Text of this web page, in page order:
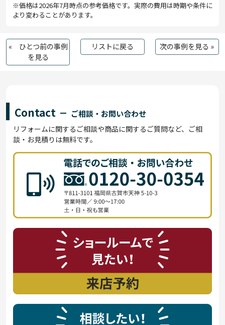
※価格は2026年7月時点の参考価格です。実際の費用は時期や条件に
より変わることがあります。
« ひとつ前の事例
を見る
リストに戻る 次の事例を見る »
Contact ご相談・お問い合わせ
リフォームに関するご相談や商品に関するご質問など、ご相
談・お見積りは無料です。